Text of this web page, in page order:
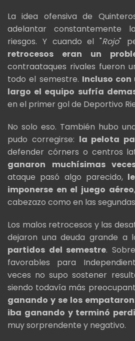
La idea ofensiva de
adelantar constantemente
riesgos. Y cuando el "Rojo"
retrocesos eran un
contraataques rivales fueron
todo el semestre. Incluso con
largo el equipo sufría
en el primer gol de Deportivo
No solo eso. También hubo
pudo corregirse: la pelota
defender córners o centros
ganaron muchísimas
ataque pasó algo parecido,
imponerse en el juego aéreo
cabezazo como en las
Los malos retrocesos y las
dejaron una deuda grande a
partidos del semestre.
favorables para
veces no supo sostener
siendo todavía más
ganando y se los
iba ganando y terminó
muy sorprendente y negativo.